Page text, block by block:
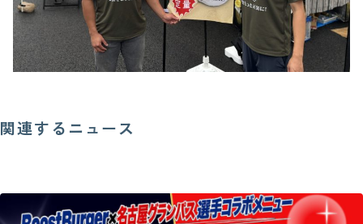
関連するニュース